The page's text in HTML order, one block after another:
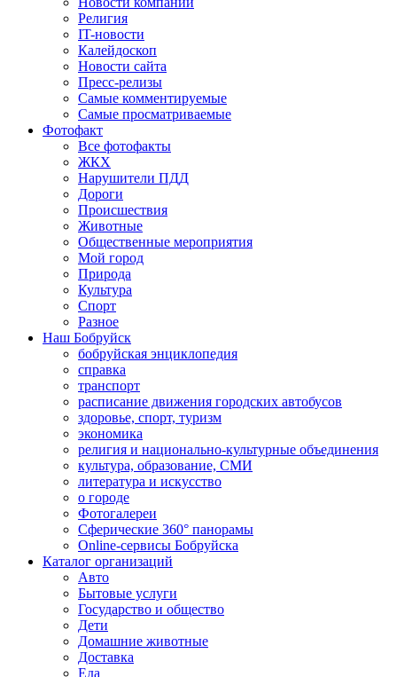
Религия
IT-новости
Калейдоскоп
Новости сайта
Пресс-релизы
Самые комментируемые
Самые просматриваемые
Фотофакт
Все фотофакты
ЖКХ
Нарушители ПДД
Дороги
Происшествия
Животные
Общественные мероприятия
Мой город
Природа
Культура
Спорт
Разное
Наш Бобруйск
бобруйская энциклопедия
справка
транспорт
расписание движения городских автобусов
здоровье, спорт, туризм
экономика
религия и национально-культурные объединения
культура, образование, СМИ
литература и искусство
о городе
Фотогалереи
Сферические 360° панорамы
Online-сервисы Бобруйска
Каталог организаций
Авто
Бытовые услуги
Государство и общество
Дети
Домашние животные
Доставка
Еда